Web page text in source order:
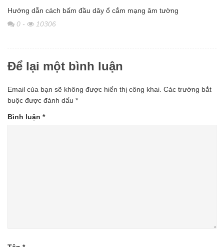
Hướng dẫn cách bấm đầu dây ổ cắm mạng âm tường
0 - 10306
Để lại một bình luận
Email của bạn sẽ không được hiển thị công khai. Các trường bắt
buộc được đánh dấu *
Bình luận *